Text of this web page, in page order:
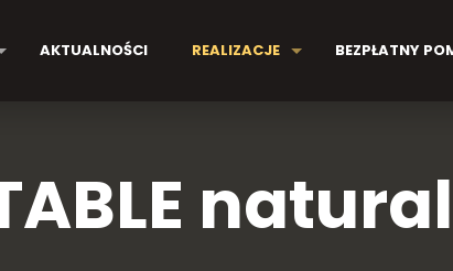
AKTUALNOŚCI REALIZACJE BEZPŁATNY